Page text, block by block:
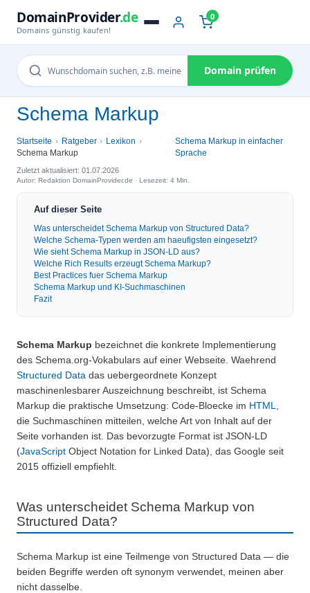
DomainProvider.de
Domains günstig kaufen!
0
Domain prüfen
Schema Markup
Startseite Ratgeber
Lexikon
Schema Markup
Schema Markup in einfacher
Sprache
Zuletzt aktualisiert: 01.07.2026
Autor: Redaktion DomainProvider.de · Lesezeit: 4 Min.
Auf dieser Seite
Was unterscheidet Schema Markup von Structured Data?
Welche Schema-Typen werden am haeufigsten eingesetzt?
Wie sieht Schema Markup in JSON-LD aus?
Welche Rich Results erzeugt Schema Markup?
Best Practices fuer Schema Markup
Schema Markup und KI-Suchmaschinen
Fazit
Schema Markup bezeichnet die konkrete Implementierung
des Schema.org-Vokabulars auf einer Webseite. Waehrend
Structured Data das uebergeordnete Konzept
maschinenlesbarer Auszeichnung beschreibt, ist Schema
Markup die praktische Umsetzung: Code-Bloecke im HTML
die Suchmaschinen mitteilen, welche Art von Inhalt auf der
Seite vorhanden ist. Das bevorzugte Format ist JSON-LD
(JavaScript Object Notation for Linked Data), das Google seit
2015 offiziell empfiehlt.
Was unterscheidet Schema Markup von
Structured Data?
Schema Markup ist eine Teilmenge von Structured Data — die
beiden Begriffe werden oft synonym verwendet, meinen aber
nicht dasselbe.